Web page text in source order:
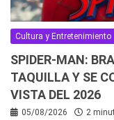
Cultura y Entretenimiento
SPIDER-MAN:
TAQUILLA Y SE
VISTA DEL 2026
05/08/2026 2